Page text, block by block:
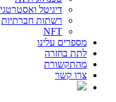
דיגיטל
רשתות חברתיות
NFT
מספרים עלינו
לתת בחזרה
מהתקשורת
צרו קשר